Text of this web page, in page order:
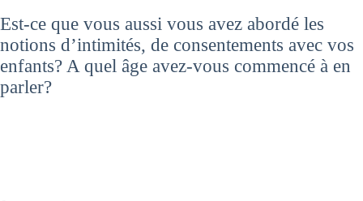
Est-ce que vous aussi vous avez abordé les
notions d’intimités, de consentements avec vos
enfants? A quel âge avez-vous commencé à en
parler?